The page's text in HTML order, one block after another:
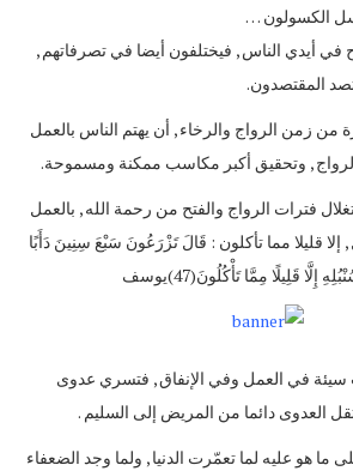
الكسولون …
في أيدي الناس , فيختلفون أيضا في تصرفاتهم ,
المقتصدون.
من زمن الرواج والرخاء , أن يهتم الناس بالعمل
, وتحقيق أكبر مكاسب ممكنة ومسموحة.
فترات الرواج والفتح من رحمة الله , بالعمل
, إلا قليلا مما تأكلون : قَالَ تَزْرَعُونَ سَبْعَ سِنِينَ دَأَبًا
قَلِيلًا مِمَّا تَأْكُلُونَ(47)يوسف
سيئة في العمل وفي الإنفاق , فتسري عدوى
العدوى دائما من المريض إلى السليم .
ما هو عليه لما تعمّرت الدنيا , ولما وجد الضعفاء